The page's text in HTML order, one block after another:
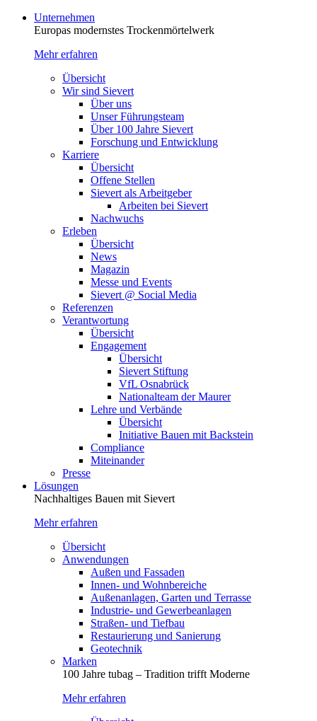
Unternehmen
Europas modernstes Trocken­mörtelwerk
Mehr erfahren
Übersicht
Wir sind Sievert
Über uns
Unser Führungsteam
Über 100 Jahre Sievert
Forschung und Entwicklung
Karriere
Übersicht
Offene Stellen
Sievert als Arbeitgeber
Arbeiten bei Sievert
Nachwuchs
Erleben
Übersicht
News
Magazin
Messe und Events
Sievert @ Social Media
Referenzen
Verantwortung
Übersicht
Engagement
Übersicht
Sievert Stiftung
VfL Osnabrück
Nationalteam der Maurer
Lehre und Verbände
Übersicht
Initiative Bauen mit Backstein
Compliance
Miteinander
Presse
Lösungen
Nachhaltiges Bauen mit Sievert
Mehr erfahren
Übersicht
Anwendungen
Außen und Fassaden
Innen- und Wohnbereiche
Außenanlagen, Garten und Terrasse
Industrie- und Gewerbeanlagen
Straßen- und Tiefbau
Restaurierung und Sanierung
Geotechnik
Marken
100 Jahre tubag – Tradition trifft Moderne
Mehr erfahren